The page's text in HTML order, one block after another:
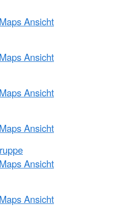
Ansicht
Ansicht
Ansicht
Ansicht
Ansicht
Ansicht